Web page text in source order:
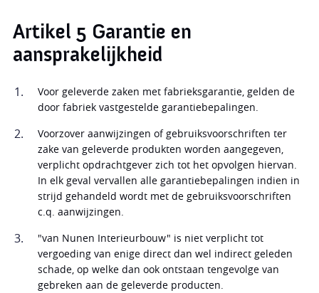
Artikel 5 Garantie en
aansprakelijkheid
Voor geleverde zaken met fabrieksgarantie, gelden de
door fabriek vastgestelde garantiebepalingen.
Voorzover aanwijzingen of gebruiksvoorschriften ter
zake van geleverde produkten worden aangegeven,
verplicht opdrachtgever zich tot het opvolgen hiervan.
In elk geval vervallen alle garantiebepalingen indien in
strijd gehandeld wordt met de gebruiksvoorschriften
c.q. aanwijzingen.
"van Nunen Interieurbouw" is niet verplicht tot
vergoeding van enige direct dan wel indirect geleden
schade, op welke dan ook ontstaan tengevolge van
gebreken aan de geleverde producten.